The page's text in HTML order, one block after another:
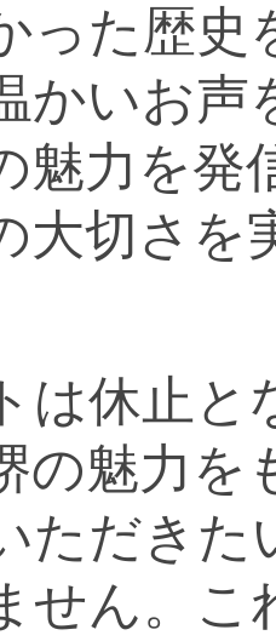
った歴史
かいお声
魅力を発
大切さを
は休止と
の魅力を
ただきた
せん。こ